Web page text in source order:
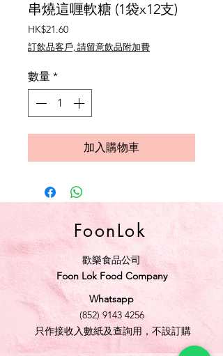
串燒這喱軟糖 (1袋x12支)
HK$21.60價
格
訂飲品客戶, 請留意飲品附加費
數量 *
加入購物車
FoonLok
歡樂食品公司
Foon Lok Food Company
Whatsapp
(852) 9143 4256
只作接收入數紙及查詢用，不設訂購